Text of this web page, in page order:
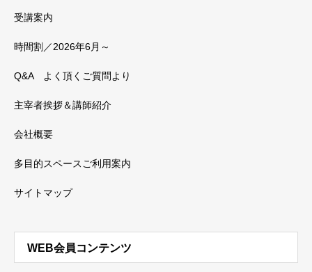
受講案内
時間割／2026年6月～
Q&A よく頂くご質問より
主宰者挨拶＆講師紹介
会社概要
多目的スペースご利用案内
サイトマップ
WEB会員コンテンツ